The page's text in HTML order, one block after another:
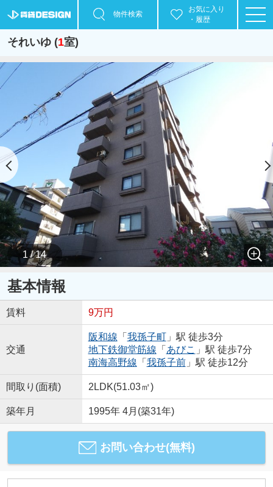
物件検索
お気に入り
・履歴
それいゆ (1室)
1 / 14
基本情報
賃料 9万円
交通
阪和線 「 我孫子町」駅 徒歩3分
地下鉄御堂筋線 「 あびこ 」駅 徒歩7分
南海高野線 「 我孫子前」駅 徒歩12分
間取り(面積) 2LDK(51.03㎡)
築年月 1995年 4月(築31年)
お問い合わせ(無料)